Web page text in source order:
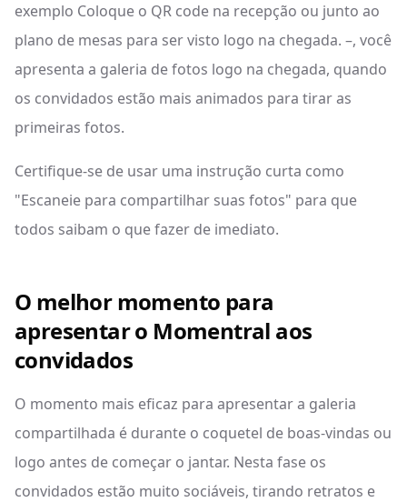
exemplo Coloque o QR code na recepção ou junto ao
plano de mesas para ser visto logo na chegada. –, você
apresenta a galeria de fotos logo na chegada, quando
os convidados estão mais animados para tirar as
primeiras fotos.
Certifique-se de usar uma instrução curta como
"Escaneie para compartilhar suas fotos" para que
todos saibam o que fazer de imediato.
O melhor momento para
apresentar o Momentral aos
convidados
O momento mais eficaz para apresentar a galeria
compartilhada é durante o coquetel de boas-vindas ou
logo antes de começar o jantar. Nesta fase os
convidados estão muito sociáveis, tirando retratos e